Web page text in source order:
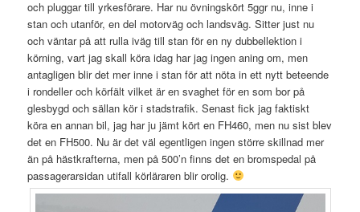
och pluggar till yrkesförare. Har nu övningskört 5ggr nu, inne i
stan och utanför, en del motorväg och landsväg. Sitter just nu
och väntar på att rulla iväg till stan för en ny dubbellektion i
körning, vart jag skall köra idag har jag ingen aning om, men
antagligen blir det mer inne i stan för att nöta in ett nytt beteende
i rondeller och körfält vilket är en svaghet för en som bor på
glesbygd och sällan kör i stadstrafik. Senast fick jag faktiskt
köra en annan bil, jag har ju jämt kört en FH460, men nu sist blev
det en FH500. Nu är det väl egentligen ingen större skillnad mer
än på hästkrafterna, men på 500’n finns det en bromspedal på
passagerarsidan utifall körläraren blir orolig.